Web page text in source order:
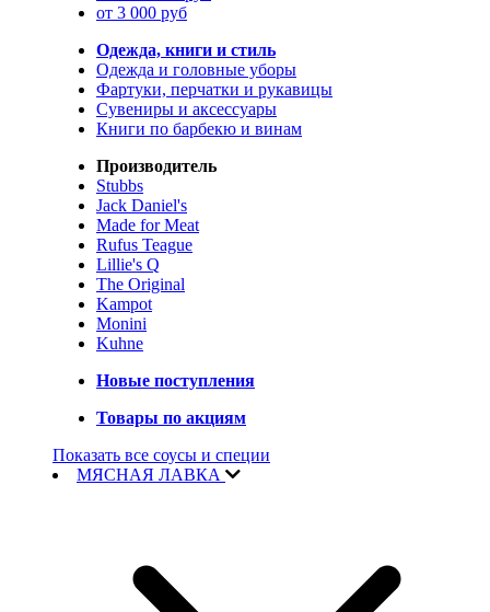
от 3 000 руб
Одежда, книги и стиль
Одежда и головные уборы
Фартуки, перчатки и рукавицы
Сувениры и аксессуары
Книги по барбекю и винам
Производитель
Stubbs
Jack Daniel's
Made for Meat
Rufus Teague
Lillie's Q
The Original
Kampot
Monini
Kuhne
Новые поступления
Товары по акциям
Показать все соусы и специи
МЯСНАЯ ЛАВКА